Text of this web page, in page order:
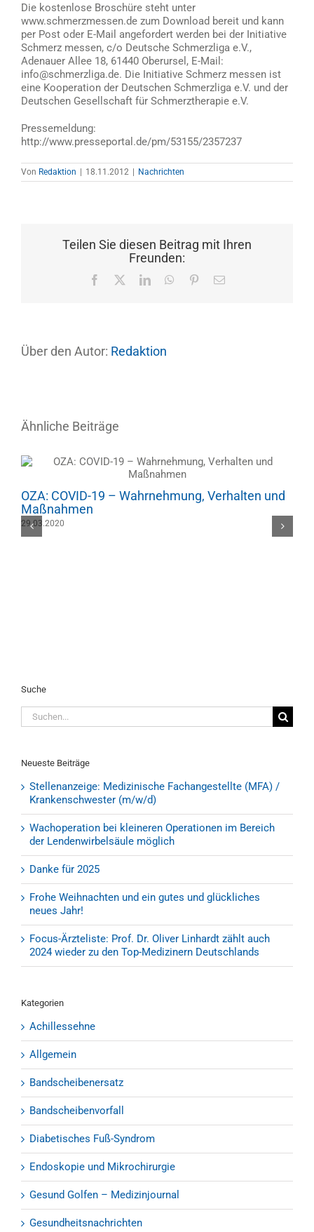
Die kostenlose Broschüre steht unter
www.schmerzmessen.de zum Download bereit und kann
per Post oder E-Mail angefordert werden bei der Initiative
Schmerz messen, c/o Deutsche Schmerzliga e.V.,
Adenauer Allee 18, 61440 Oberursel, E-Mail:
info@schmerzliga.de. Die Initiative Schmerz messen ist
eine Kooperation der Deutschen Schmerzliga e.V. und der
Deutschen Gesellschaft für Schmerztherapie e.V.
Pressemeldung:
http://www.presseportal.de/pm/53155/2357237
Von Redaktion | 18.11.2012 | Nachrichten
Teilen Sie diesen Beitrag mit Ihren
Freunden:
Facebook LinkedInWhatsApp
Pinterest
E-
Über den Autor: Redaktion
Ähnliche Beiträge
OZA: COVID-19 – Wahrnehmung, Verhalten und
Maßnahmen
29.03.2020
Suche
Suche
nach:
Neueste Beiträge
Stellenanzeige: Medizinische Fachangestellte (MFA) /
Krankenschwester (m/w/d)
Wachoperation bei kleineren Operationen im Bereich
der Lendenwirbelsäule möglich
Danke für 2025
Frohe Weihnachten und ein gutes und glückliches
neues Jahr!
Focus-Ärzteliste: Prof. Dr. Oliver Linhardt zählt auch
2024 wieder zu den Top-Medizinern Deutschlands
Kategorien
Achillessehne
Allgemein
Bandscheibenersatz
Bandscheibenvorfall
Diabetisches Fuß-Syndrom
Endoskopie und Mikrochirurgie
Gesund Golfen – Medizinjournal
Gesundheitsnachrichten